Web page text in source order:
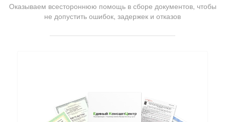
Оказываем всестороннюю помощь в сборе документов, чтобы
не допустить ошибок, задержек и отказов